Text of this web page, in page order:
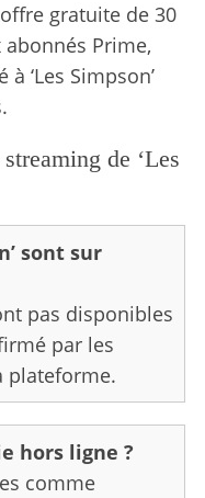
gratuite de 30
Prime,
‘Les Simpson’
de ‘Les
sont sur
pas disponibles
par les
plateforme.
hors ligne ?
comme